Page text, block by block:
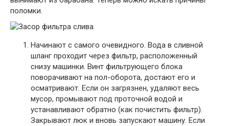
поломки.
Начинают с самого очевидного. Вода в сливной
шланг проходит через фильтр, расположенный
снизу машинки. Винт фильтрующего блока
поворачивают на пол-оборота, достают его и
осматривают. Если он загрязнен, удаляют весь
мусор, промывают под проточной водой и
устанавливают обратно (как почистить фильтр).
Закрывают люк и вновь запускают машину. Если